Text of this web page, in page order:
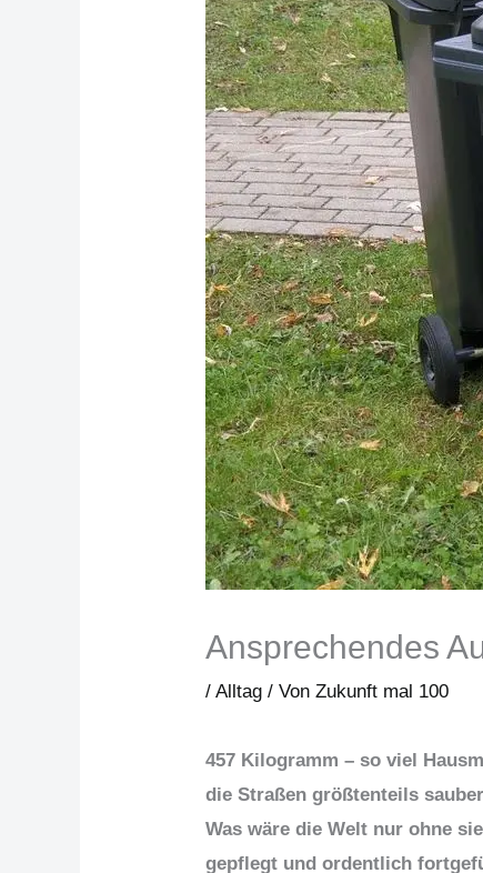
Ansprechendes
/Alltag / VonZukunft mal 100
457 Kilogramm – so viel
die Straßen größtenteils
Was wäre die Welt nur ohne
gepflegt und ordentlich